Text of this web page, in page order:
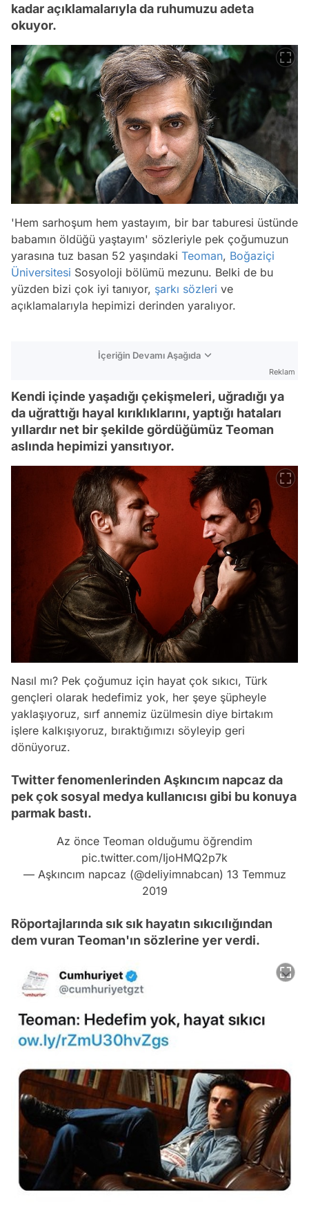
kadar açıklamalarıyla da ruhumuzu adeta
okuyor.
'Hem sarhoşum hem yastayım, bir bar taburesi üstünde
babamın öldüğü yaştayım' sözleriyle pek çoğumuzun
yarasına tuz basan 52 yaşındaki Teoman, Boğaziçi
Üniversitesi Sosyoloji bölümü mezunu. Belki de bu
yüzden bizi çok iyi tanıyor, şarkı sözleri ve
açıklamalarıyla hepimizi derinden yaralıyor.
İçeriğin Devamı Aşağıda
Reklam
Kendi içinde yaşadığı çekişmeleri, uğradığı ya
da uğrattığı hayal kırıklıklarını, yaptığı hataları
yıllardır net bir şekilde gördüğümüz Teoman
aslında hepimizi yansıtıyor.
Nasıl mı? Pek çoğumuz için hayat çok sıkıcı, Türk
gençleri olarak hedefimiz yok, her şeye şüpheyle
yaklaşıyoruz, sırf annemiz üzülmesin diye birtakım
işlere kalkışıyoruz, bıraktığımızı söyleyip geri
dönüyoruz.
Twitter fenomenlerinden Aşkıncım napcaz da
pek çok sosyal medya kullanıcısı gibi bu konuya
parmak bastı.
Az önce Teoman olduğumu öğrendim
pic.twitter.com/IjoHMQ2p7k
— Aşkıncım napcaz (@deliyimnabcan) 13 Temmuz
2019
Röportajlarında sık sık hayatın sıkıcılığından
dem vuran Teoman'ın sözlerine yer verdi.